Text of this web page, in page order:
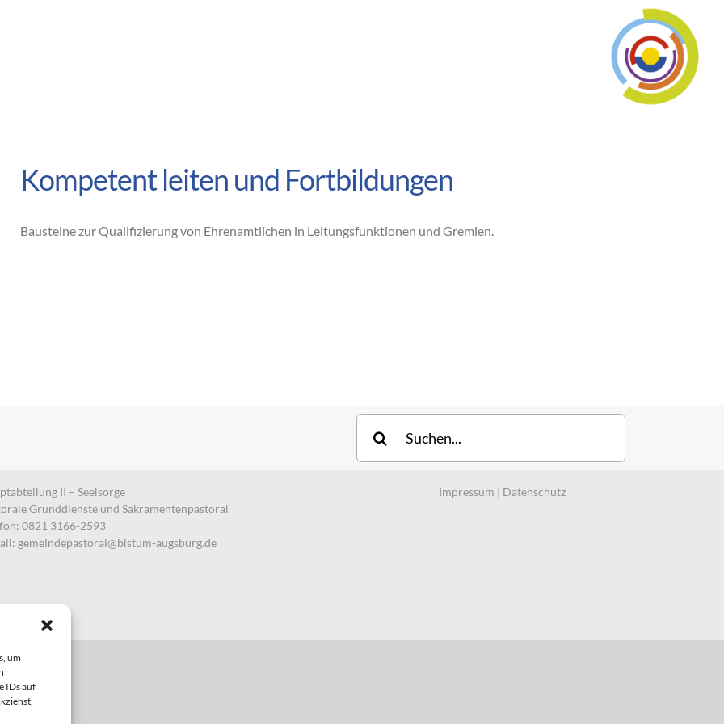
um
IDs auf
Kompetent leiten und Fortbildungen
Bausteine zur Qualifizierung von Ehrenamtlichen in Leitungsfunktionen und Gremien.
Suche
nach:
II – Seelsorge
Grunddienste und Sakramentenpastoral
0821 3166-2593
gemeindepastoral@bistum-augsburg.de
Impressum | Datenschutz